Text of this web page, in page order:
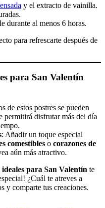
y el extracto de vainilla.
durante al menos 6 horas.
para refrescarte después de
para San Valentín
de estos postres se pueden
permitirá disfrutar más del día
: Añadir un toque especial
comestibles o corazones de
aún más atractivo.
ideales para San Valentín te
¿Cuál te atreves a
y comparte tus creaciones.